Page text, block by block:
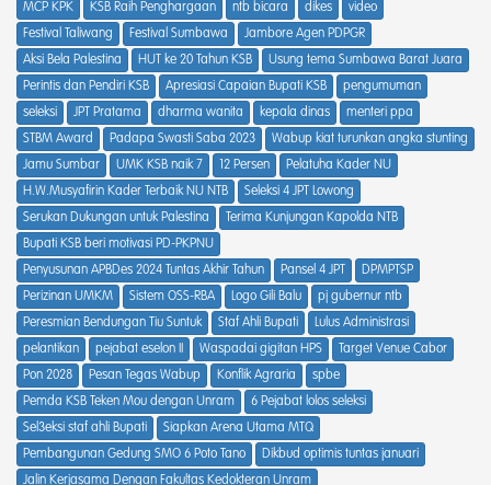
MCP KPK
KSB Raih Penghargaan ntb bicara dikes
video
Festival Taliwang
Festival Sumbawa
Jambore Agen PDPGR
Aksi Bela Palestina
HUT ke 20 Tahun KSB
Usung tema Sumbawa Barat Juara
Perintis dan Pendiri KSB
Apresiasi Capaian Bupati KSB
pengumuman
seleksi
JPT Pratama dharma wanita kepala dinas
menteri ppa
STBM Award
Padapa Swasti Saba 2023
Wabup kiat turunkan angka stunting
Jamu Sumbar
UMK KSB naik 7 12 Persen
Pelatuha Kader NU
H.W.Musyafirin Kader Terbaik NU NTB
Seleksi 4 JPT Lowong
Serukan Dukungan untuk Palestina
Terima Kunjungan Kapolda NTB
Bupati KSB beri motivasi PD-PKPNU
Penyusunan APBDes 2024 Tuntas Akhir Tahun
Pansel 4 JPT
DPMPTSP
Perizinan UMKM
Sistem OSS-RBA Logo Gili Balu
pj gubernur ntb
Peresmian Bendungan Tiu Suntuk
Staf Ahli Bupati
Lulus Administrasi
pelantikan
pejabat eselon II Waspadai gigitan HPS
Target Venue Cabor
Pon 2028
Pesan Tegas Wabup Konflik Agraria
spbe
Pemda KSB Teken Mou dengan Unram
6 Pejabat lolos seleksi
Sel3eksi staf ahli Bupati
Siapkan Arena Utama MTQ
Pembangunan Gedung SMO 6 Poto Tano
Dikbud optimis tuntas januari
Jalin Kerjasama Dengan Fakultas Kedokteran Unram